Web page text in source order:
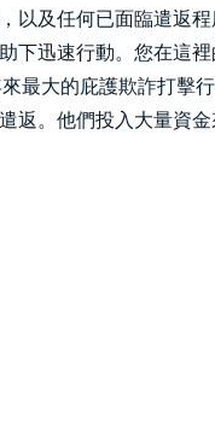
以及任何已面臨遣返
下迅速行動。您在這
最大的庇護欺詐打擊
返。他們投入大量資